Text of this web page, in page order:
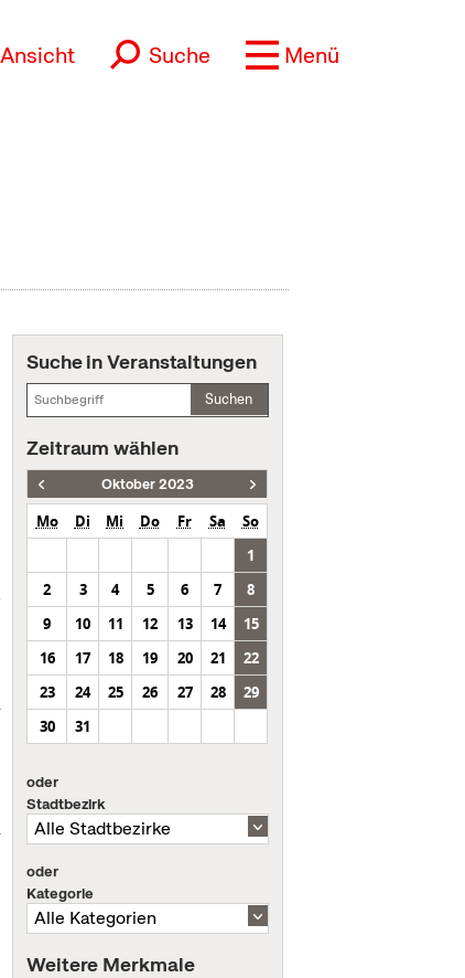
Ansicht Suche Menü
Suche in Veranstaltungen
Suchen
Zeitraum wählen
Oktober 2023
Mo Di Mi Do Fr Sa
So
1
2
3 4 5 6 7
8
9
10 11 12 13 14
15
16
17 18 19 20 21
22
23
24 25 26 27 28
29
30
31
oder
Stadtbezirk
oder
Kategorie
Weitere Merkmale